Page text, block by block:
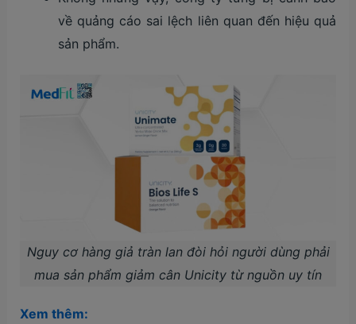
về quảng cáo sai lệch liên quan đến hiệu quả
sản phẩm.
Nguy cơ hàng giả tràn lan đòi hỏi người dùng phải
mua sản phẩm giảm cân Unicity từ nguồn uy tín
Xem thêm: